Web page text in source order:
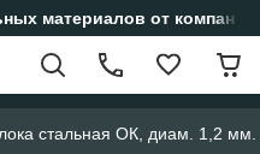
материалов от
стальная ОК, диам. 1,2 мм.